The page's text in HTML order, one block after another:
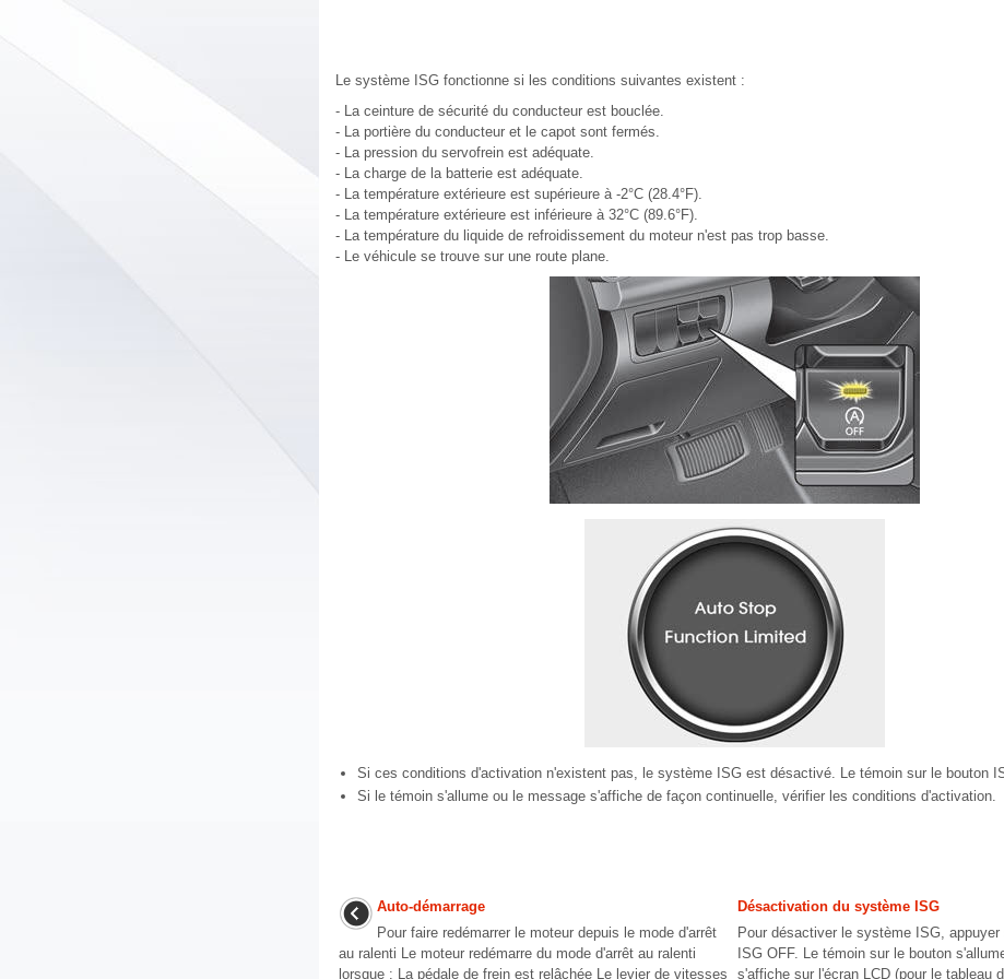
Le système ISG fonctionne si les conditions suivantes existent :
- La ceinture de sécurité du conducteur est bouclée.
- La portière du conducteur et le capot sont fermés.
- La pression du servofrein est adéquate.
- La charge de la batterie est adéquate.
- La température extérieure est supérieure à -2°C (28.4°F).
- La température extérieure est inférieure à 32°C (89.6°F).
- La température du liquide de refroidissement du moteur n'est pas trop basse.
- Le véhicule se trouve sur une route plane.
Si ces conditions d'activation n'existent pas, le système ISG est désactivé. Le témoin sur le bouton
Si le témoin s'allume ou le message s'affiche de façon continuelle, vérifier les conditions d'activation.
Auto-démarrage
Pour faire redémarrer le moteur depuis le mode d'arrêt
au ralenti Le moteur redémarre du mode d'arrêt au ralenti
lorsque : La pédale de frein est relâchée Le levier de vitesses
Désactivation du système ISG
Pour désactiver le système ISG, appuyer
ISG OFF. Le témoin sur le bouton
s'affiche sur l'écran LCD (pour le tableau